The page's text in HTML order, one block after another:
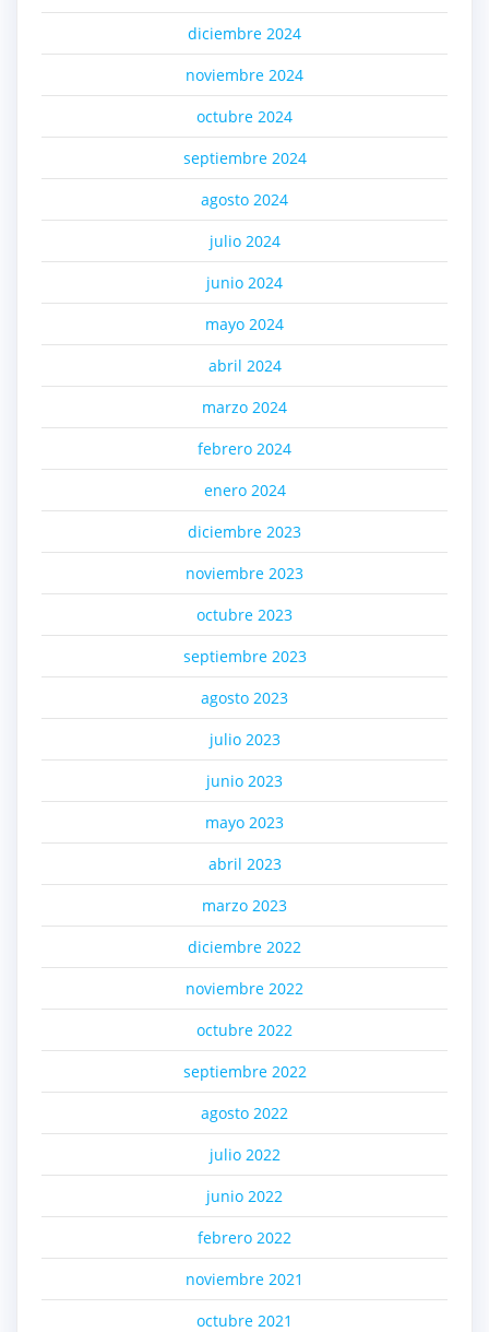
diciembre 2024
noviembre 2024
octubre 2024
septiembre 2024
agosto 2024
julio 2024
junio 2024
mayo 2024
abril 2024
marzo 2024
febrero 2024
enero 2024
diciembre 2023
noviembre 2023
octubre 2023
septiembre 2023
agosto 2023
julio 2023
junio 2023
mayo 2023
abril 2023
marzo 2023
diciembre 2022
noviembre 2022
octubre 2022
septiembre 2022
agosto 2022
julio 2022
junio 2022
febrero 2022
noviembre 2021
octubre 2021